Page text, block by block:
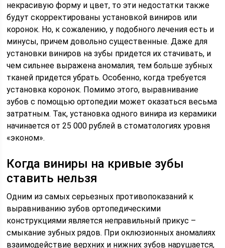
некрасивую форму и цвет, то эти недостатки также
будут скорректированы установкой виниров или
коронок. Но, к сожалению, у подобного лечения есть и
минусы, причем довольно существенные. Даже для
установки виниров на зубы придется их стачивать, и
чем сильнее выражена аномалия, тем больше зубных
тканей придется убрать. Особенно, когда требуется
установка коронок. Помимо этого, выравнивание
зубов с помощью ортопедии может оказаться весьма
затратным. Так, установка одного винира из керамики
начинается от 25 000 рублей в стоматологиях уровня
«эконом».
Когда виниры на кривые зубы
ставить нельзя
Одним из самых серьезных противопоказаний к
выравниванию зубов ортопедическими
конструкциями является неправильный прикус –
смыкание зубных рядов. При оклюзионных аномалиях
взаимодействие верхних и нижних зубов нарушается,